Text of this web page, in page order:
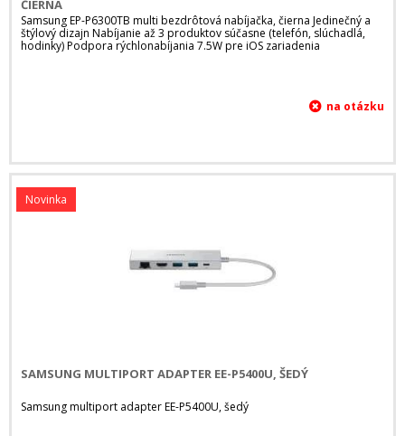
ČIERNA
Samsung EP-P6300TB multi bezdrôtová nabíjačka, čierna Jedinečný a
štýlový dizajn Nabíjanie až 3 produktov súčasne (telefón, slúchadlá,
hodinky) Podpora rýchlonabíjania 7.5W pre iOS zariadenia
SAMSUNG MULTIPORT ADAPTER EE-P5400U, ŠEDÝ
Samsung multiport adapter EE-P5400U, šedý
Novinka